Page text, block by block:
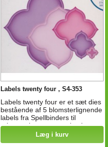
Labels twenty four , S4-353
Labels twenty four er et sæt dies
bestående af 5 blomsterlignende
labels fra Spellbinders til
udstansning og prægning i
stansemaskiner MåL fra 1,5 cm x
1,5 cm til 10 cm x 10 cm
Læg i kurv